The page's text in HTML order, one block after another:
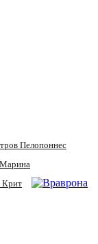
Пелопоннес
Крит